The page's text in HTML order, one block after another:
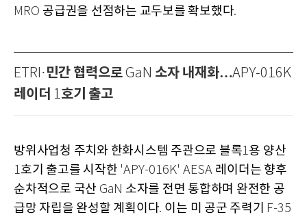
MRO 공급권을 선점하는 교두보를 확보했다.
ETRI·민간 협력으로GaN 소자 내재화…APY-016K
레이더 1호기 출고
방위사업청 주치와 한화시스템 주관으로 블록1용 양산
1호기 출고를 시작한 'APY-016K' AESA 레이더는 향후
순차적으로 국산 GaN 소자를 전면 통합하며 완전한 공
급망 자립을 완성할 계획이다. 이는 미 공군 주력기 F-35